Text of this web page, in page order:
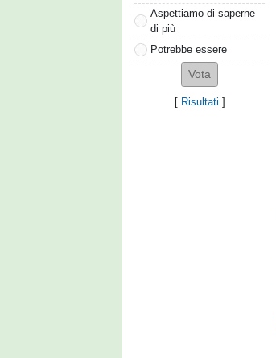
Aspettiamo di saperne
di più
Potrebbe essere
[ Risultati ]